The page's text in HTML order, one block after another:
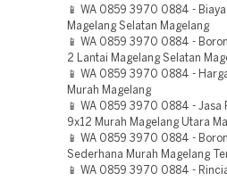
📱 WA 0859 3970 0884 -
Magelang Selatan Magelang
📱 WA 0859 3970 0884 -
2 Lantai Magelang Selatan
📱 WA 0859 3970 0884 -
Murah Magelang
📱 WA 0859 3970 0884 - Jasa
9x12 Murah Magelang Utara
📱 WA 0859 3970 0884 -
Sederhana Murah Magelang
📱 WA 0859 3970 0884 -